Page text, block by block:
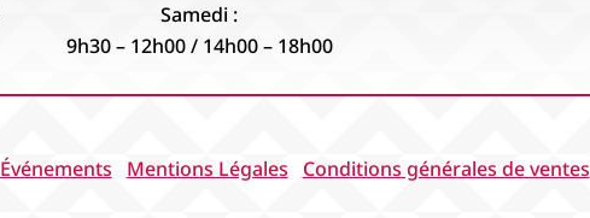
Samedi :
9h30 – 12h00 / 14h00 – 18h00
Événements Mentions Légales Conditions générales de ventes